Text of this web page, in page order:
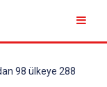
98 ülkeye 288